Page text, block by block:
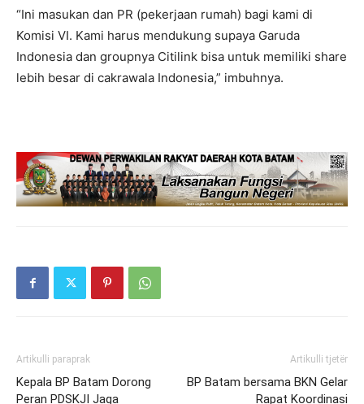
“Ini masukan dan PR (pekerjaan rumah) bagi kami di
Komisi VI. Kami harus mendukung supaya Garuda
Indonesia dan groupnya Citilink bisa untuk memiliki share
lebih besar di cakrawala Indonesia,” imbuhnya.
Artikulli paraprak
Kepala BP Batam Dorong
Peran PDSKJI Jaga
Artikulli tjetër
BP Batam bersama BKN Gelar
Rapat Koordinasi